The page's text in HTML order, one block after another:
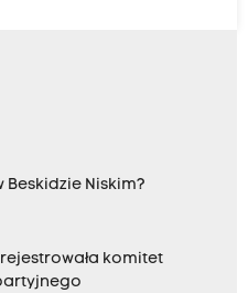
Beskidzie Niskim?
komitet